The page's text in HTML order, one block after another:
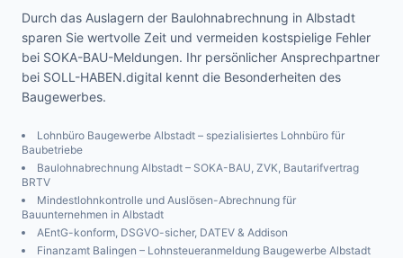
Durch das Auslagern der Baulohnabrechnung in Albstadt
sparen Sie wertvolle Zeit und vermeiden kostspielige Fehler
bei SOKA-BAU-Meldungen. Ihr persönlicher Ansprechpartner
bei SOLL-HABEN.digital kennt die Besonderheiten des
Baugewerbes.
Lohnbüro Baugewerbe Albstadt – spezialisiertes Lohnbüro für
Baubetriebe
Baulohnabrechnung Albstadt – SOKA-BAU, ZVK, Bautarifvertrag
BRTV
Mindestlohnkontrolle und Auslösen-Abrechnung für
Bauunternehmen in Albstadt
AEntG-konform, DSGVO-sicher, DATEV & Addison
Finanzamt Balingen – Lohnsteueranmeldung Baugewerbe Albstadt